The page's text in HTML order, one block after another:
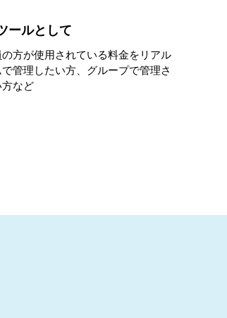
ールとして
方が使用されている料金をリアル
で管理したい方、グループで管理さ
など